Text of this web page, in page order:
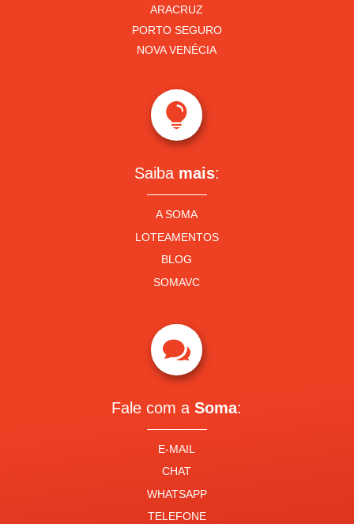
ARACRUZ
PORTO SEGURO
NOVA VENÉCIA

Saiba mais:
A SOMA
LOTEAMENTOS
BLOG
SOMAVC

Fale com aSoma:
E-MAIL
CHAT
WHATSAPP
TELEFONE